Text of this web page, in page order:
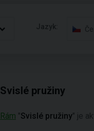
Jazyk:
Svislé pružiny
Rám "Svislé pružiny" je